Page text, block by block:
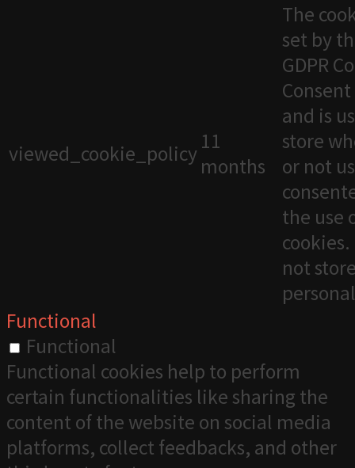
viewed_cookie_policy 11
months
The
set by
GDPR
and is
store
or not
the use
not
Functional
Functional
Functional cookies help to perform
certain functionalities like sharing the
content of the website on social media
platforms, collect feedbacks, and other